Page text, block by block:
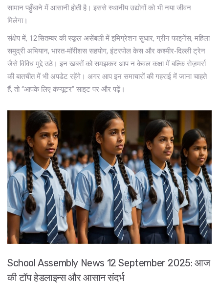
सामान पहुँचाने में आसानी होती है। इससे स्थानीय उद्योगों को भी नया जीवन
मिलेगा।
संक्षेप में, 12 सितम्बर की स्कूल असेंबली में इमिग्रेशन सुधार, ग्रीन फाइनेंस, महिला
समुद्री अभियान, भारत‑मॉरीशस सहयोग, इंटरपोल केस और कश्मीर‑दिल्ली ट्रेन
जैसे विविध मुद्दे उठे। इन खबरों को समझकर आप न केवल कक्षा में बल्कि रोज़मर्रा
की बातचीत में भी अपडेट रहेंगे। अगर आप इन समाचारों की गहराई में जाना चाहते
हैं, तो “आपके लिए कंप्यूटर” साइट पर और पढ़ें।
School Assembly News 12 September 2025: आज
की टॉप हेडलाइन्स और आसान संदर्भ